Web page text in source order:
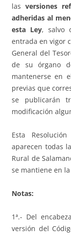
las versiones
adheridas al
esta Ley, salvo
entrada en vigor
General del
de su órgano
mantenerse en
previas que
se publicarán
modificación
Esta
aparecen todas
Rural de
se mantiene en
Notas:
1ª.- Del
versión del